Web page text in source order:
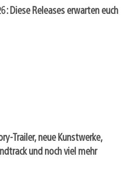
Diese Releases erwarten euch
Trailer, neue Kunstwerke,
und noch viel mehr